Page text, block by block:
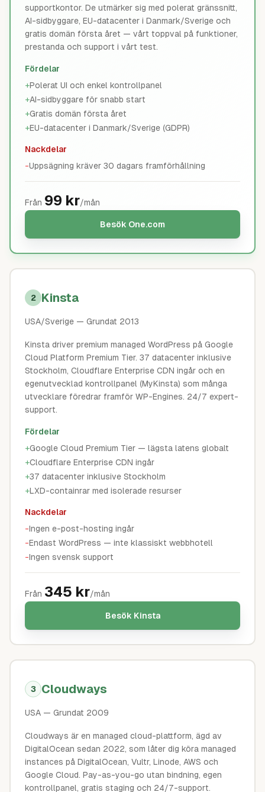
supportkontor. De utmärker sig med polerat gränssnitt,
AI-sidbyggare, EU-datacenter i Danmark/Sverige och
gratis domän första året — vårt toppval på funktioner,
prestanda och support i vårt test.
Fördelar
+Polerat UI och enkel kontrollpanel
+AI-sidbyggare för snabb start
+Gratis domän första året
+EU-datacenter i Danmark/Sverige (GDPR)
Nackdelar
-Uppsägning kräver 30 dagars framförhållning
Från 99 kr/mån
Besök One.com
2 Kinsta
USA/Sverige — Grundat 2013
Kinsta driver premium managed WordPress på Google
Cloud Platform Premium Tier. 37 datacenter inklusive
Stockholm, Cloudflare Enterprise CDN ingår och en
egenutvecklad kontrollpanel (MyKinsta) som många
utvecklare föredrar framför WP-Engines. 24/7 expert-
support.
Fördelar
+Google Cloud Premium Tier — lägsta latens globalt
+Cloudflare Enterprise CDN ingår
+37 datacenter inklusive Stockholm
+LXD-containrar med isolerade resurser
Nackdelar
-Ingen e-post-hosting ingår
-Endast WordPress — inte klassiskt webbhotell
-Ingen svensk support
Från 345 kr/mån
Besök Kinsta
3 Cloudways
USA — Grundat 2009
Cloudways är en managed cloud-plattform, ägd av
DigitalOcean sedan 2022, som låter dig köra managed
instances på DigitalOcean, Vultr, Linode, AWS och
Google Cloud. Pay-as-you-go utan bindning, egen
kontrollpanel, gratis staging och 24/7-support.